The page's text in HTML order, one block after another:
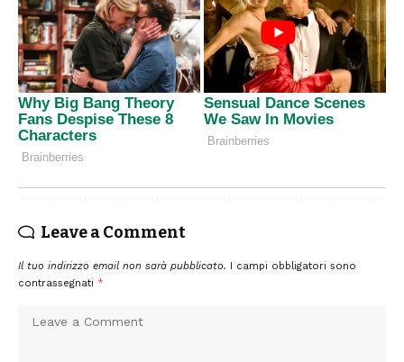
Leave a Comment
Il tuo indirizzo email non sarà pubblicato. I campi obbligatori sono
contrassegnati *